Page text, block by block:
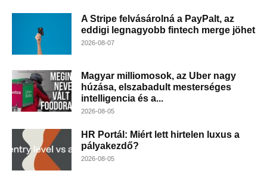
A Stripe felvásárolná a PayPalt, az
eddigi legnagyobb fintech merge jöhet
2026-08-07
Magyar milliomosok, az Uber nagy
húzása, elszabadult mesterséges
intelligencia és a...
2026-08-05
HR Portál: Miért lett hirtelen luxus a
pályakezdő?
2026-08-05